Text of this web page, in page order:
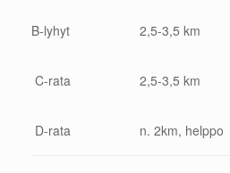
B-lyhyt 2,5-3,5 km
C-rata 2,5-3,5 km
D-rata n. 2km, helppo